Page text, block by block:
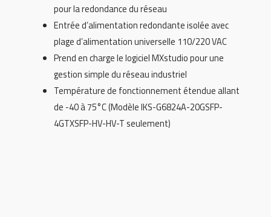
pour la redondance du réseau
Entrée d’alimentation redondante isolée avec
plage d’alimentation universelle 110/220 VAC
Prend en charge le logiciel MXstudio pour une
gestion simple du réseau industriel
Température de fonctionnement étendue allant
de -40 à 75°C (Modèle IKS-G6824A-20GSFP-
4GTXSFP-HV-HV-T seulement)